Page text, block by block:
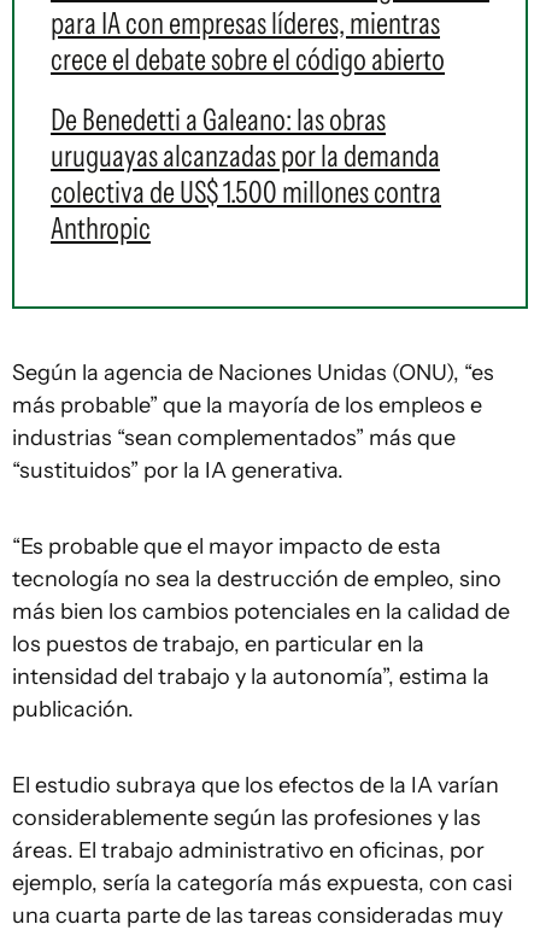
para IA con empresas líderes, mientras
crece el debate sobre el código abierto
De Benedetti a Galeano: las obras
uruguayas alcanzadas por la demanda
colectiva de US$ 1.500 millones contra
Anthropic
Según la agencia de Naciones Unidas (ONU), “es
más probable” que la mayoría de los empleos e
industrias “sean complementados” más que
“sustituidos” por la IA generativa.
“Es probable que el mayor impacto de esta
tecnología no sea la destrucción de empleo, sino
más bien los cambios potenciales en la calidad de
los puestos de trabajo, en particular en la
intensidad del trabajo y la autonomía”, estima la
publicación.
El estudio subraya que los efectos de la IA varían
considerablemente según las profesiones y las
áreas. El trabajo administrativo en oficinas, por
ejemplo, sería la categoría más expuesta, con casi
una cuarta parte de las tareas consideradas muy